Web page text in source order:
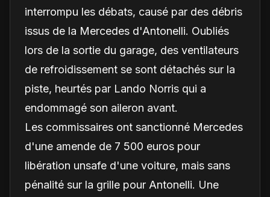
interrompu les débats, causé par des débris
issus de la Mercedes d'Antonelli. Oubliés
lors de la sortie du garage, des ventilateurs
de refroidissement se sont détachés sur la
piste, heurtés par Lando Norris qui a
endommagé son aileron avant.
Les commissaires ont sanctionné Mercedes
d'une amende de 7 500 euros pour
libération unsafe d'une voiture, mais sans
pénalité sur la grille pour Antonelli. Une